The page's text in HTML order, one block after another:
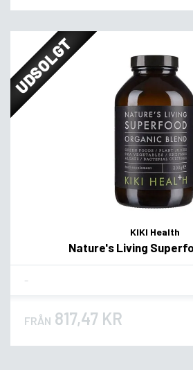
UDSOLGT
KIKI Health
Nature's Living
FRÅN 817,47 KR